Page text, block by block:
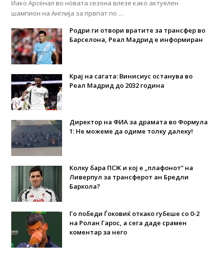
Иако Арсенал во новата сезона влезе како актуелен
шампион на Англија за првпат по …
Родри ги отвори вратите за трансфер во
Барселона, Реал Мадрид е информиран
Крај на сагата: Винисиус останува во
Реал Мадрид до 2032 година
Директор на ФИА за драмата во Формула
1: Не можеме да одиме толку далеку!
Колку бара ПСЖ и кој е „плафонот“ на
Ливерпул за трансферот ан Бредли
Баркола?
Го победи Ѓоковиќ откако губеше со 0-2
на Ролан Гарос, а сега даде срамен
коментар за него